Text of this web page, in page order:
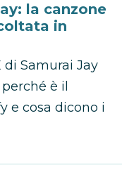
la canzone
in
di Samurai Jay
è il
e cosa dicono i